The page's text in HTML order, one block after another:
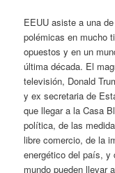
EEUU asiste a una
polémicas en mucho
opuestos y en un
última década. El
televisión, Donald
y ex secretaria de
que llegar a la Casa
política, de las
libre comercio, de la
energético del país, y
mundo pueden llevar